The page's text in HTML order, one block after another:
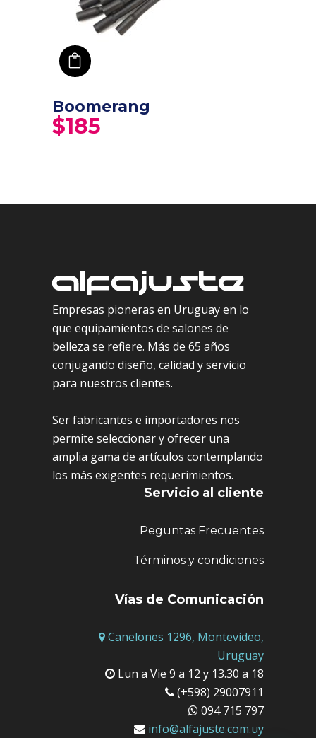
Boomerang
$185
Empresas pioneras en Uruguay en lo
que equipamientos de salones de
belleza se refiere. Más de 65 años
conjugando diseño, calidad y servicio
para nuestros clientes.
Ser fabricantes e importadores nos
permite seleccionar y ofrecer una
amplia gama de artículos contemplando
los más exigentes requerimientos.
Servicio al cliente
Peguntas Frecuentes
Términos y condiciones
Vías de Comunicación
Canelones 1296, Montevideo,
Uruguay
Lun a Vie 9 a 12 y 13.30 a 18
(+598) 29007911
094 715 797
info@alfajuste.com.uy